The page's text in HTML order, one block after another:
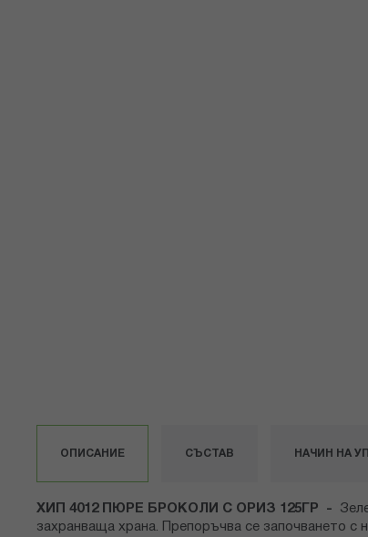
ОПИСАНИЕ
ХИП 4012 ПЮРЕ БРОКОЛИ С ОРИЗ 125ГР -
захранваща храна. Препоръчва се започването с
СЪСТАВ НАЧИН НА